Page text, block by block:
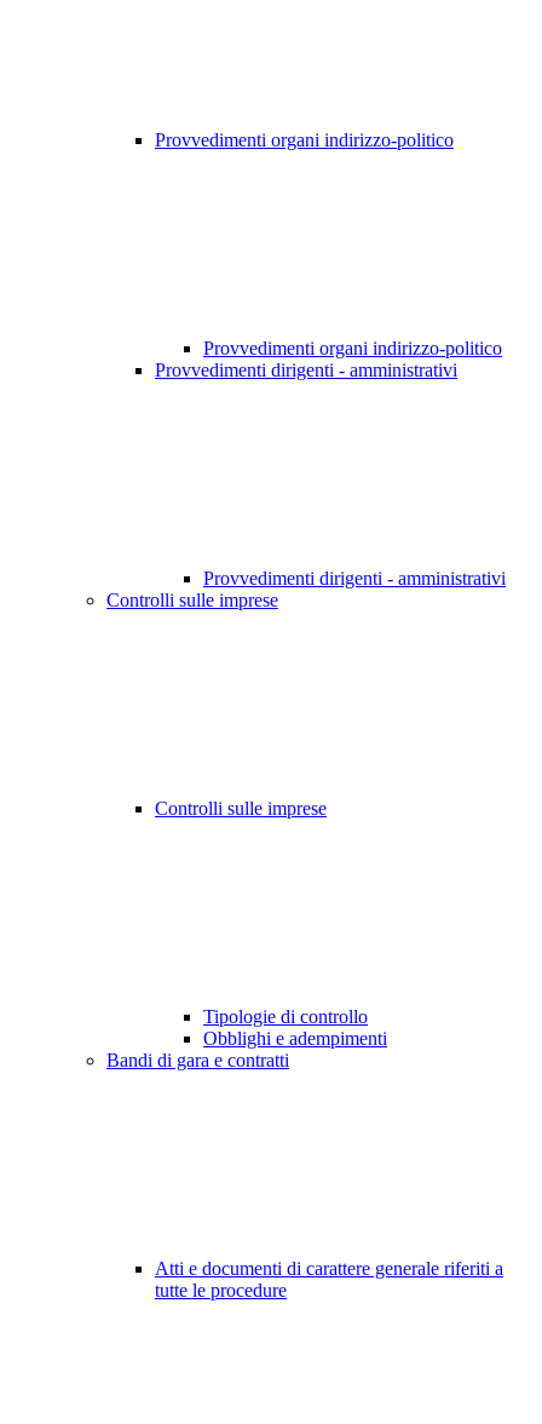
Provvedimenti organi indirizzo-politico
Provvedimenti organi indirizzo-politico
Provvedimenti dirigenti - amministrativi
Provvedimenti dirigenti - amministrativi
Controlli sulle imprese
Controlli sulle imprese
Tipologie di controllo
Obblighi e adempimenti
Bandi di gara e contratti
Atti e documenti di carattere generale riferiti a
tutte le procedure